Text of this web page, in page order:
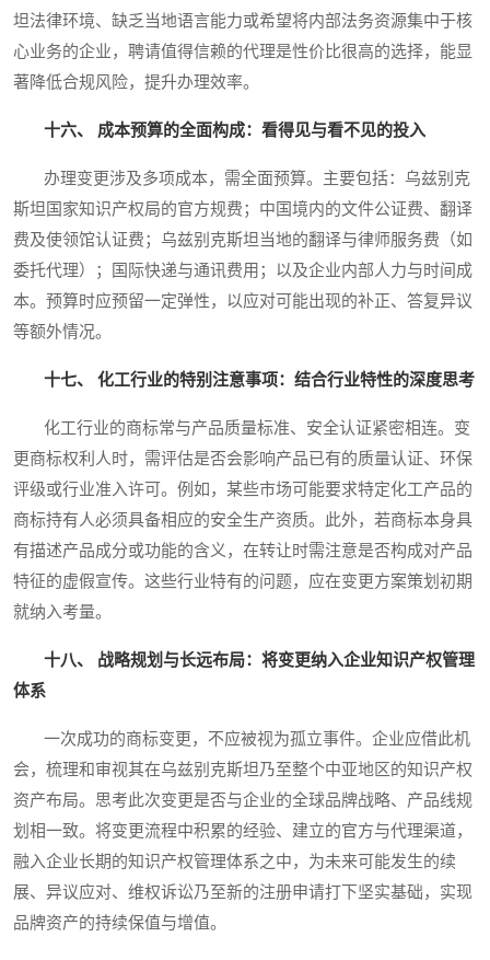
坦法律环境、缺乏当地语言能力或希望将内部法务资源集中于核
心业务的企业，聘请值得信赖的代理是性价比很高的选择，能显
著降低合规风险，提升办理效率。
十六、 成本预算的全面构成：看得见与看不见的投入
办理变更涉及多项成本，需全面预算。主要包括：乌兹别克
斯坦国家知识产权局的官方规费；中国境内的文件公证费、翻译
费及使领馆认证费；乌兹别克斯坦当地的翻译与律师服务费（如
委托代理）；国际快递与通讯费用；以及企业内部人力与时间成
本。预算时应预留一定弹性，以应对可能出现的补正、答复异议
等额外情况。
十七、 化工行业的特别注意事项：结合行业特性的深度思考
化工行业的商标常与产品质量标准、安全认证紧密相连。变
更商标权利人时，需评估是否会影响产品已有的质量认证、环保
评级或行业准入许可。例如，某些市场可能要求特定化工产品的
商标持有人必须具备相应的安全生产资质。此外，若商标本身具
有描述产品成分或功能的含义，在转让时需注意是否构成对产品
特征的虚假宣传。这些行业特有的问题，应在变更方案策划初期
就纳入考量。
十八、 战略规划与长远布局：将变更纳入企业知识产权管理
体系
一次成功的商标变更，不应被视为孤立事件。企业应借此机
会，梳理和审视其在乌兹别克斯坦乃至整个中亚地区的知识产权
资产布局。思考此次变更是否与企业的全球品牌战略、产品线规
划相一致。将变更流程中积累的经验、建立的官方与代理渠道，
融入企业长期的知识产权管理体系之中，为未来可能发生的续
展、异议应对、维权诉讼乃至新的注册申请打下坚实基础，实现
品牌资产的持续保值与增值。